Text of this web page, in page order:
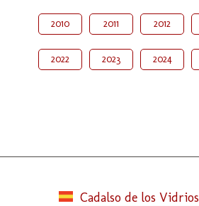
2010 2011 2012
2022 2023 2024
Cadalso de los Vidrios